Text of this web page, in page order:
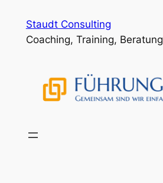
Inhalt
springen
Staudt Consulting
Coaching, Training, Beratung